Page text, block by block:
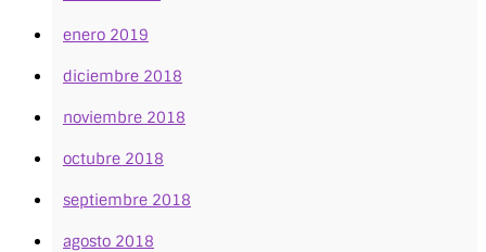
enero 2019
diciembre 2018
noviembre 2018
octubre 2018
septiembre 2018
agosto 2018